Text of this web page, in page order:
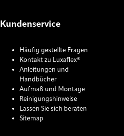
Kundenservice
Häufig gestellte Fragen
Kontakt zu Luxaflex®
Anleitungen und
Handbücher
Aufmaß und Montage
Reinigungshinweise
Lassen Sie sich beraten
Sitemap